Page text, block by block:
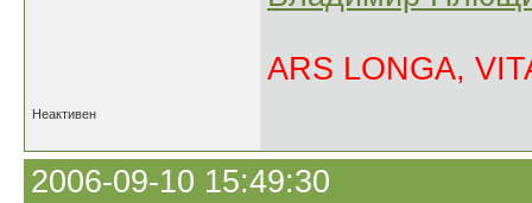
ARS LONGA,
Неактивен
2006-09-10 15:49:30